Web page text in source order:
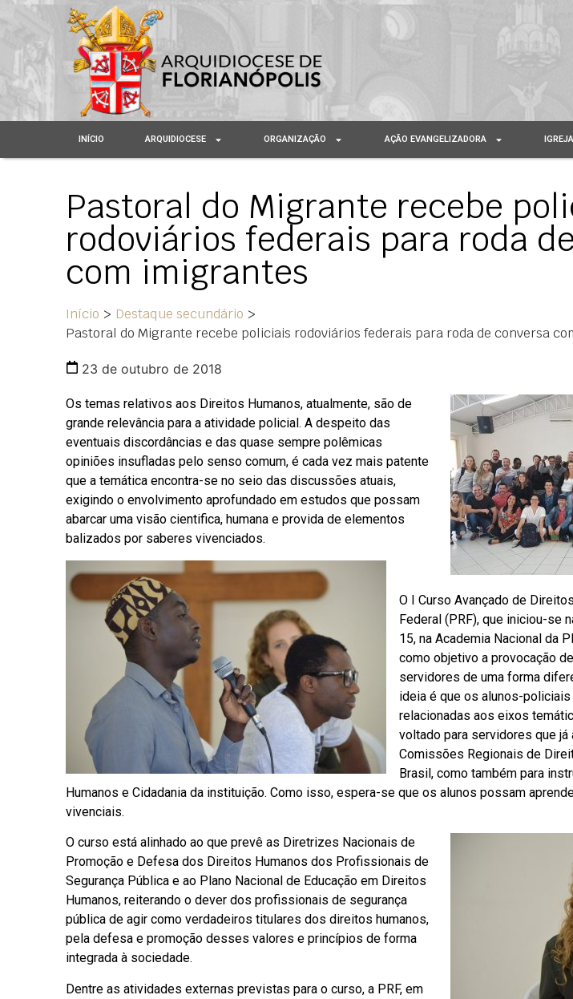
INÍCIO ARQUIDIOCESE ORGANIZAÇÃO AÇÃO EVANGELIZADORA
Pastoral do Migrante recebe
rodoviários federais para roda
com imigrantes
Início > Destaque secundário >
Pastoral do Migrante recebe policiais rodoviários federais para roda de conversa
23 de outubro de 2018
Os temas relativos aos Direitos Humanos, atualmente, são de
grande relevância para a atividade policial. A despeito das
eventuais discordâncias e das quase sempre polêmicas
opiniões insufladas pelo senso comum, é cada vez mais patente
que a temática encontra-se no seio das discussões atuais,
exigindo o envolvimento aprofundado em estudos que possam
abarcar uma visão cientifica, humana e provida de elementos
balizados por saberes vivenciados.
O I Curso Avançado de
Federal (PRF), que iniciou-se
15, na Academia Nacional da
como objetivo a provocação
servidores de uma forma
ideia é que os alunos-
relacionadas aos eixos
voltado para servidores que
Comissões Regionais de
Brasil, como também para
Humanos e Cidadania da instituição. Como isso, espera-se que os alunos possam
vivenciais.
O curso está alinhado ao que prevê as Diretrizes Nacionais de
Promoção e Defesa dos Direitos Humanos dos Profissionais de
Segurança Pública e ao Plano Nacional de Educação em Direitos
Humanos, reiterando o dever dos profissionais de segurança
pública de agir como verdadeiros titulares dos direitos humanos,
pela defesa e promoção desses valores e princípios de forma
integrada à sociedade.
Dentre as atividades externas previstas para o curso, a PRF, em